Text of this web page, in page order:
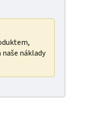
naše náklady